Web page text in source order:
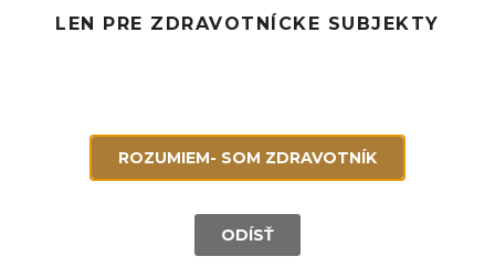
LEN PRE ZDRAVOTNÍCKE SUBJEKTY
ROZUMIEM- SOM ZDRAVOTNÍK
ODÍSŤ